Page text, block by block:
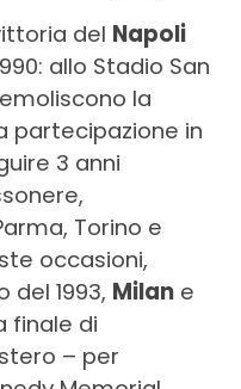
del Napoli
allo Stadio San
la
partecipazione in
3 anni
Torino e
occasioni,
del 1993, Milane
finale di
– per